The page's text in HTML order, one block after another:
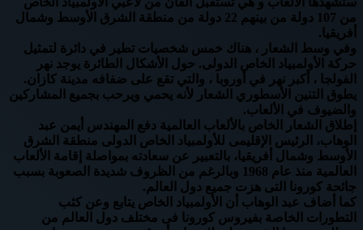
من 107 دولة من بينهم 22 دولة من منطقة الشرق الأوسط وشمال
أفريقيا.
وفي وسط الشعار ، هناك خمس شخصيات تطير في دائرة لتمثيل
حركة الأولمبياد الخاص الدولى. حول الأشكال الطائرة يوجد نهر
الفولجا ، أكبر نهر في أوروبا ، والتي تقع على ضفافه مدينة كازان.
يطوق التنين الأسطوري الشعار لأنه يحمي ويرحب بجميع المشاركين
والضيوف في الألعاب.
إطلاق الشعار الخاص بالألعاب العالمية دفع المهندس أيمن عبد
الوهاب، الرئيس الإقليمى للأولمبياد الخاص الدولى منطقة الشرق
الأوسط وشمال أفريقيا، بالتعبير عن سعادته بمواصلة إقامة الألعاب
العالمية منذ عام 1968 وبالرغم من الظروف شديدة الصعوبة بسبب
جائحة كورونا التى هزت جميع دول العالم.
كما أضاف عبد الوهاب أن الأولمبياد الخاص يتابع وعن كثب
التطورات الخاصة بفيروس كورونا فى مختلف دول العالم من